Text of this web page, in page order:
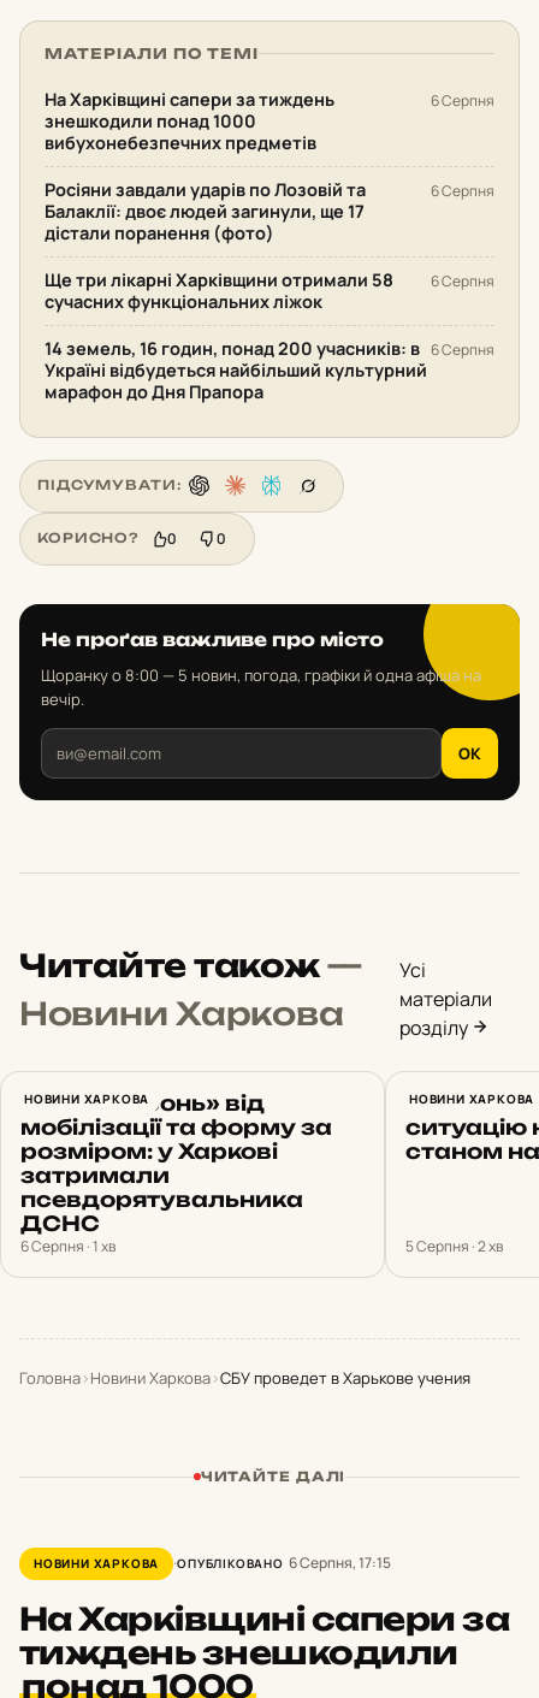
МАТЕРІАЛИ ПО ТЕМІ
На Харківщині сапери за тиждень
знешкодили понад 1000
вибухонебезпечних предметів
6 Серпня
Росіяни завдали ударів по Лозовій та
Балаклії: двоє людей загинули, ще 17
дістали поранення (фото)
6 Серпня
Ще три лікарні Харківщини отримали 58
сучасних функціональних ліжок
6 Серпня
14 земель, 16 годин, понад 200 учасників: в
Україні відбудеться найбільший культурний
марафон до Дня Прапора
6 Серпня
ПІДСУМУВАТИ:
КОРИСНО? 0 0
Не проґав важливе про місто
Щоранку о 8:00 — 5 новин, погода, графіки й одна афіша на
вечір.
OK
Читайте також—
Новини Харкова
Усі
матеріали
розділу
НОВИНИ ХАРКОВА
Обіцяв «бронь» від
мобілізації та форму за
розміром: у Харкові
затримали
псевдорятувальника
ДСНС
6 Серпня · 1 хв
НОВИНИ ХАРКОВА
ситуацію
станом
5 Серпня · 2 хв
Головна›Новини Харкова›СБУ проведет в Харькове учения
ЧИТАЙТЕ ДАЛІ
НОВИНИ ХАРКОВА ОПУБЛІКОВАНО 6 Серпня, 17:15
На Харківщині сапери за
тиждень знешкодили
понад 1000